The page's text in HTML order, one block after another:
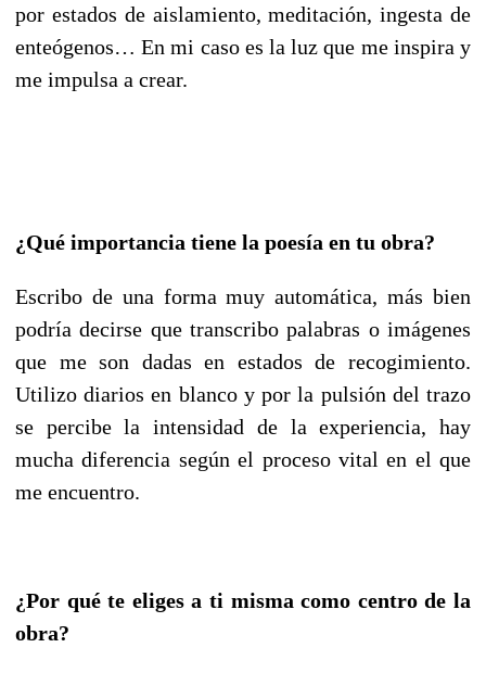
por estados de aislamiento, meditación, ingesta de
enteógenos…En mi caso es la luz que me inspira y
me impulsa a crear.
¿Qué importancia tiene la poesía en tu obra?
Escribo de una forma muy automática, más bien
podría decirse que transcribo palabras o imágenes
que me son dadas en estados de recogimiento.
Utilizo diarios en blanco y por la pulsión del trazo
se percibe la intensidad de la experiencia, hay
mucha diferencia según el proceso vital en el que
me encuentro.
¿Por qué te eliges a ti misma como centro de la
obra?